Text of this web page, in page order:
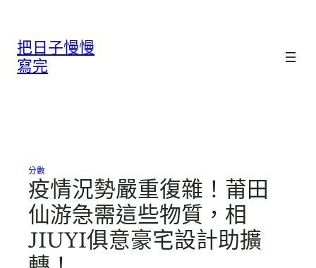
把日子慢慢
寫完
分數
疫情況勢嚴重復雜！莆田
仙游急需這些物質，相
JIUYI俱意豪宅設計助擴